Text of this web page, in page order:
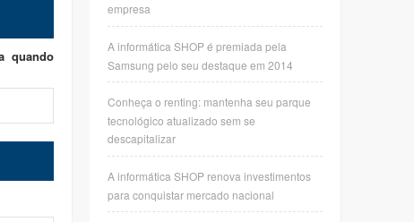
quando
empresa
A informática SHOP é premiada pela
Samsung pelo seu destaque em 2014
Conheça o renting: mantenha seu parque
tecnológico atualizado sem se
descapitalizar
A informática SHOP renova investimentos
para conquistar mercado nacional